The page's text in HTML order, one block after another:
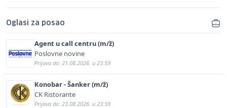
Oglasi za posao
Agent u call centru (m/ž)
Poslovne novine
Prijava do: 21.08.2026. u 23:59
Konobar - Šanker (m/ž)
CK Ristorante
Prijava do: 23.08.2026. u 23:59